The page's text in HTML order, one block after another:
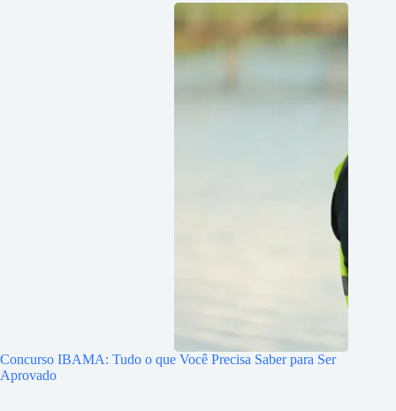
Concurso IBAMA: Tudo o que Você Precisa Saber para Ser
Aprovado